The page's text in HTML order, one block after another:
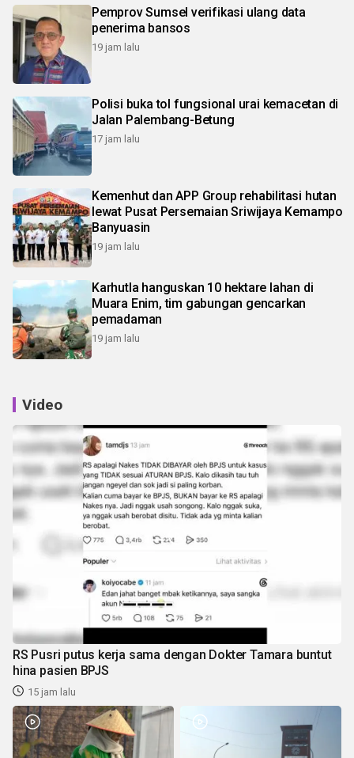
Pemprov Sumsel verifikasi ulang data
penerima bansos
19 jam lalu
Polisi buka tol fungsional urai kemacetan di
Jalan Palembang-Betung
17 jam lalu
Kemenhut dan APP Group rehabilitasi hutan
lewat Pusat Persemaian Sriwijaya Kemampo
Banyuasin
19 jam lalu
Karhutla hanguskan 10 hektare lahan di
Muara Enim, tim gabungan gencarkan
pemadaman
19 jam lalu
Video
RS Pusri putus kerja sama dengan Dokter Tamara buntut
hina pasien BPJS
15 jam lalu